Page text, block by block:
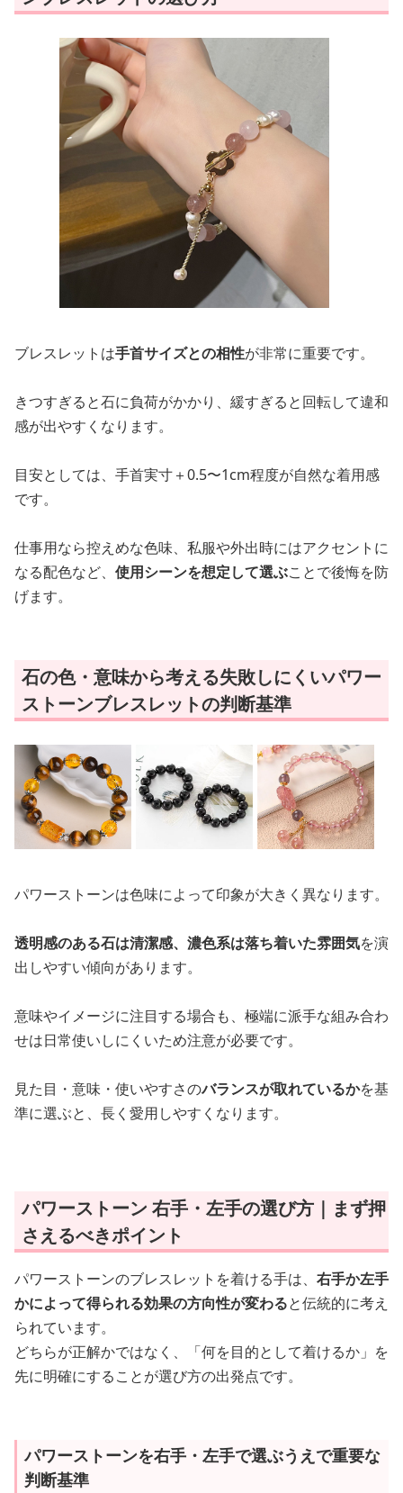
ブレスレットは手首サイズとの相性が非常に重要です。
きつすぎると石に負荷がかかり、緩すぎると回転して違和
感が出やすくなります。
目安としては、手首実寸＋0.5〜1cm程度が自然な着用感
です。
仕事用なら控えめな色味、私服や外出時にはアクセントに
なる配色など、 使用シーンを想定して選ぶことで後悔を防
げます。
石の色・意味から考える失敗しにくいパワー
ストーンブレスレットの判断基準
パワーストーンは色味によって印象が大きく異なります。
透明感のある石は清潔感、濃色系は落ち着いた雰囲気を演
出しやすい傾向があります。
意味やイメージに注目する場合も、極端に派手な組み合わ
せは日常使いしにくいため注意が必要です。
見た目・意味・使いやすさのバランスが取れているかを基
準に選ぶと、長く愛用しやすくなります。
パワーストーン 右手・左手の選び方｜まず押
さえるべきポイント
パワーストーンのブレスレットを着ける手は、 右手か左手
かによって得られる効果の方向性が変わると伝統的に考え
られています。
どちらが正解かではなく、「何を目的として着けるか」を
先に明確にすることが選び方の出発点です。
パワーストーンを右手・左手で選ぶうえで重要な
判断基準